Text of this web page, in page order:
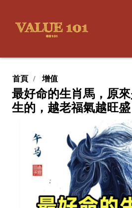
首頁 增值
最好命的生肖馬，原
生的，越老福氣越旺盛